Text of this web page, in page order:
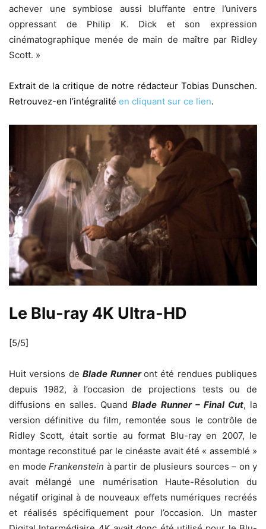
achever une symbiose aussi bluffante entre l’univers
oppressant de Philip K. Dick et son expression
cinématographique menée de main de maître par Ridley
Scott. »
Extrait de la critique de notre rédacteur Tobias Dunschen.
Retrouvez-en l’intégralité en cliquant sur ce lien.
Le Blu-ray 4K Ultra-HD
[5/5]
Huit versions deBlade Runneront été rendues publiques
depuis 1982, à l’occasion de projections tests ou de
diffusions en salles. QuandBlade Runner – Final Cut, la
version définitive du film, remontée sous le contrôle de
Ridley Scott, était sortie au format Blu-ray en 2007, le
montage reconstitué par le cinéaste avait été « assemblé »
en mode Frankenstein à partir de plusieurs sources – on y
avait mélangé une numérisation Haute-Résolution du
négatif original à de nouveaux effets numériques recréés
et réalisés spécifiquement pour l’occasion. Un master